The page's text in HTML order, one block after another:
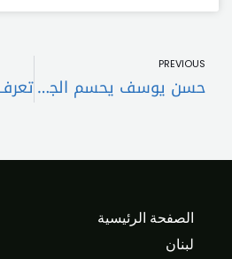
PREVIOUS
حسن يوسف يحسم الجدل حول حقيقة اعتزاله التمثيل بعد غرق ابنه
الصفحة الرئيسية
لبنان